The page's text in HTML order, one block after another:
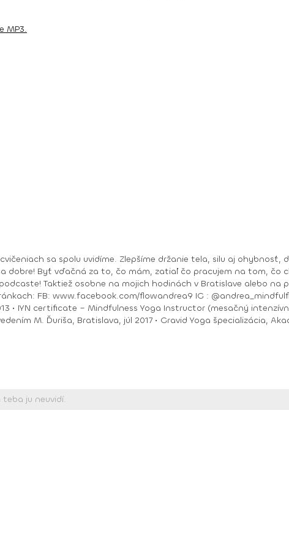
MP3.
Byť vďačná za to, čo mám, zatiaľ čo pracujem na tom, čo
vzdelanie: •